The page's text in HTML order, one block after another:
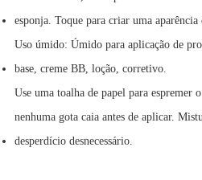
esponja. Toque para criar uma
Uso úmido: Úmido para aplicação de
base, creme BB, loção, corretivo.
Use uma toalha de papel para espremer
nenhuma gota caia antes de aplicar.
desperdício desnecessário.